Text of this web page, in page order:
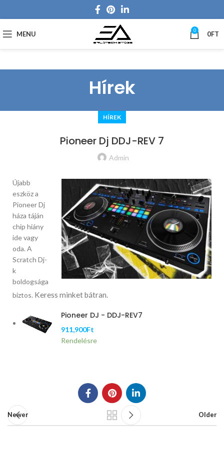
MENU 0 0FT
Hírek
HÍREK
Pioneer Dj DDJ-REV 7
Admin
Újabb
eszköz a
Pioneer Dj
háza táján
chip hiány
ide vagy
oda. A
Scratch Dj-
k
boldogsága
biztos. Keress minket bátran.
Pioneer DJ - DDJ-REV7
911,900Ft
Rendelésre
Newer Older